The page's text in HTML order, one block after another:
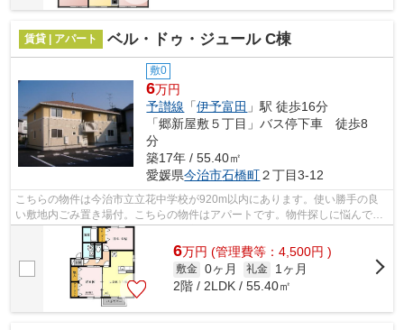
賃貸 | アパート ベル・ドゥ・ジュール C棟
敷0
6万円
予讃線 「伊予富田 」駅 徒歩16分
「郷新屋敷５丁目」バス停下車 徒歩8
分
築17年 / 55.40㎡
愛媛県今治市石橋町２丁目3-12
こちらの物件は今治市立立花中学校が920m以内にあります。使い勝手の良
い敷地内ごみ置き場付。こちらの物件はアパートです。物件探しに悩んでし
まって時間が掛かってしまうという方は...
6万円 (管理費等：4,500円 )
敷金 0ヶ月 礼金
1ヶ月
2階 / 2LDK / 55.40㎡